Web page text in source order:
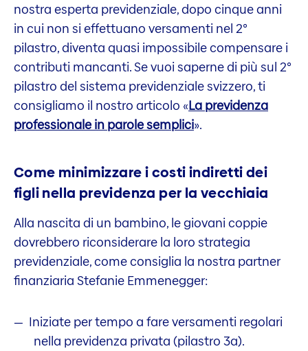
nostra esperta previdenziale, dopo cinque anni
in cui non si effettuano versamenti nel 2°
pilastro, diventa quasi impossibile compensare i
contributi mancanti. Se vuoi saperne di più sul 2°
pilastro del sistema previdenziale svizzero, ti
consigliamo il nostro articolo «La previdenza
professionale in parole semplici».
Come minimizzare i costi indiretti dei
figli nella previdenza per la vecchiaia
Alla nascita di un bambino, le giovani coppie
dovrebbero riconsiderare la loro strategia
previdenziale, come consiglia la nostra partner
finanziaria Stefanie Emmenegger:
Iniziate per tempo a fare versamenti regolari
nella previdenza privata (pilastro 3a).